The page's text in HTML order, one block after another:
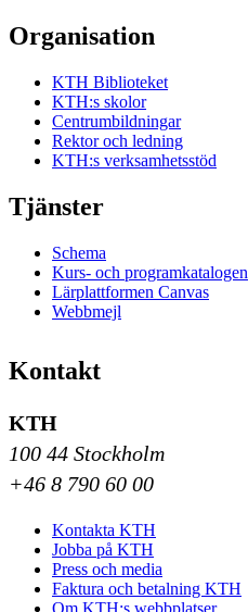
Organisation
KTH Biblioteket
KTH:s skolor
Centrumbildningar
Rektor och ledning
KTH:s verksamhetsstöd
Tjänster
Schema
Kurs- och programkatalogen
Lärplattformen Canvas
Webbmejl
Kontakt
KTH
100 44 Stockholm
+46 8 790 60 00
Kontakta KTH
Jobba på KTH
Press och media
Faktura och betalning KTH
Om KTH:s webbplatser